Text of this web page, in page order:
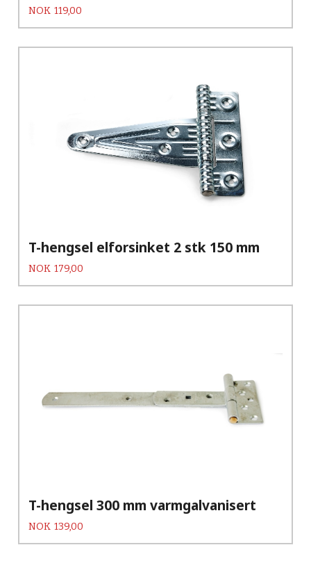
Pris
NOK 119,00
T-hengsel elforsinket 2 stk 150 mm
Pris
NOK 179,00
T-hengsel 300 mm varmgalvanisert
Pris
NOK 139,00